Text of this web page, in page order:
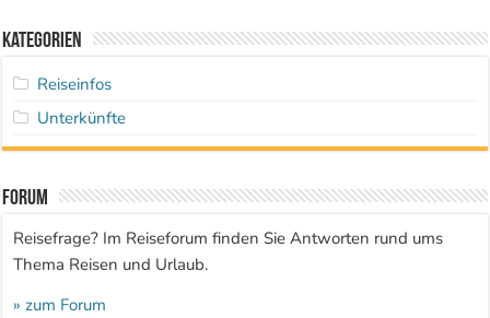
Kategorien
Reiseinfos
Unterkünfte
Forum
Reisefrage? Im Reiseforum finden Sie Antworten rund ums
Thema Reisen und Urlaub.
» zum Forum